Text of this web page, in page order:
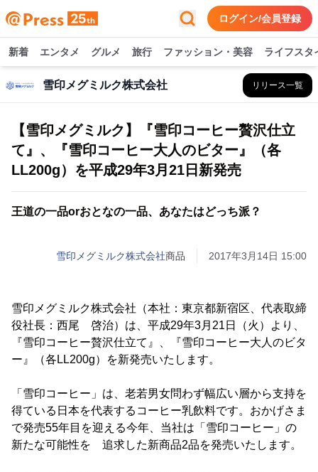
ログイン/会員登録
新着 エンタメ グルメ 旅行 ファッション・美容 ライフスタ
雪印メグミルク株式会社 リリース一覧
【雪印メグミルク】『雪印コーヒー贅沢仕立
て』、『雪印コーヒー大人のビター』（各
LL200g）を平成29年3月21日新発売
王道の一品orおとなの一品、あなたはどっち派？
雪印メグミルク株式会社商品 2017年3月14日 15:00
雪印メグミルク株式会社（本社：東京都新宿区、代表取締
役社長：西尾 啓治）は、平成29年3月21日（火）より、
『雪印コーヒー贅沢仕立て』、『雪印コーヒー大人のビタ
ー』（各LL200g）を新発売いたします。
「雪印コーヒー」は、老若男女問わず幅広い層から支持を
得ている日本を代表するコーヒー乳飲料です。おかげさま
で発売55年目を迎える今年、当社は「雪印コーヒー」の
新たな可能性を 追求した新商品2品を発売いたします。